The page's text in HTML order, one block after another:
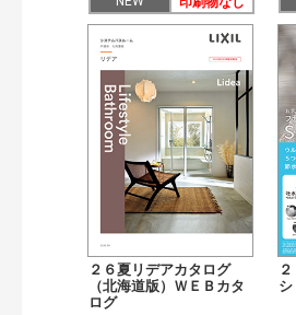
２６夏リデアカタログ
（北海道版）ＷＥＢカタ
ログ